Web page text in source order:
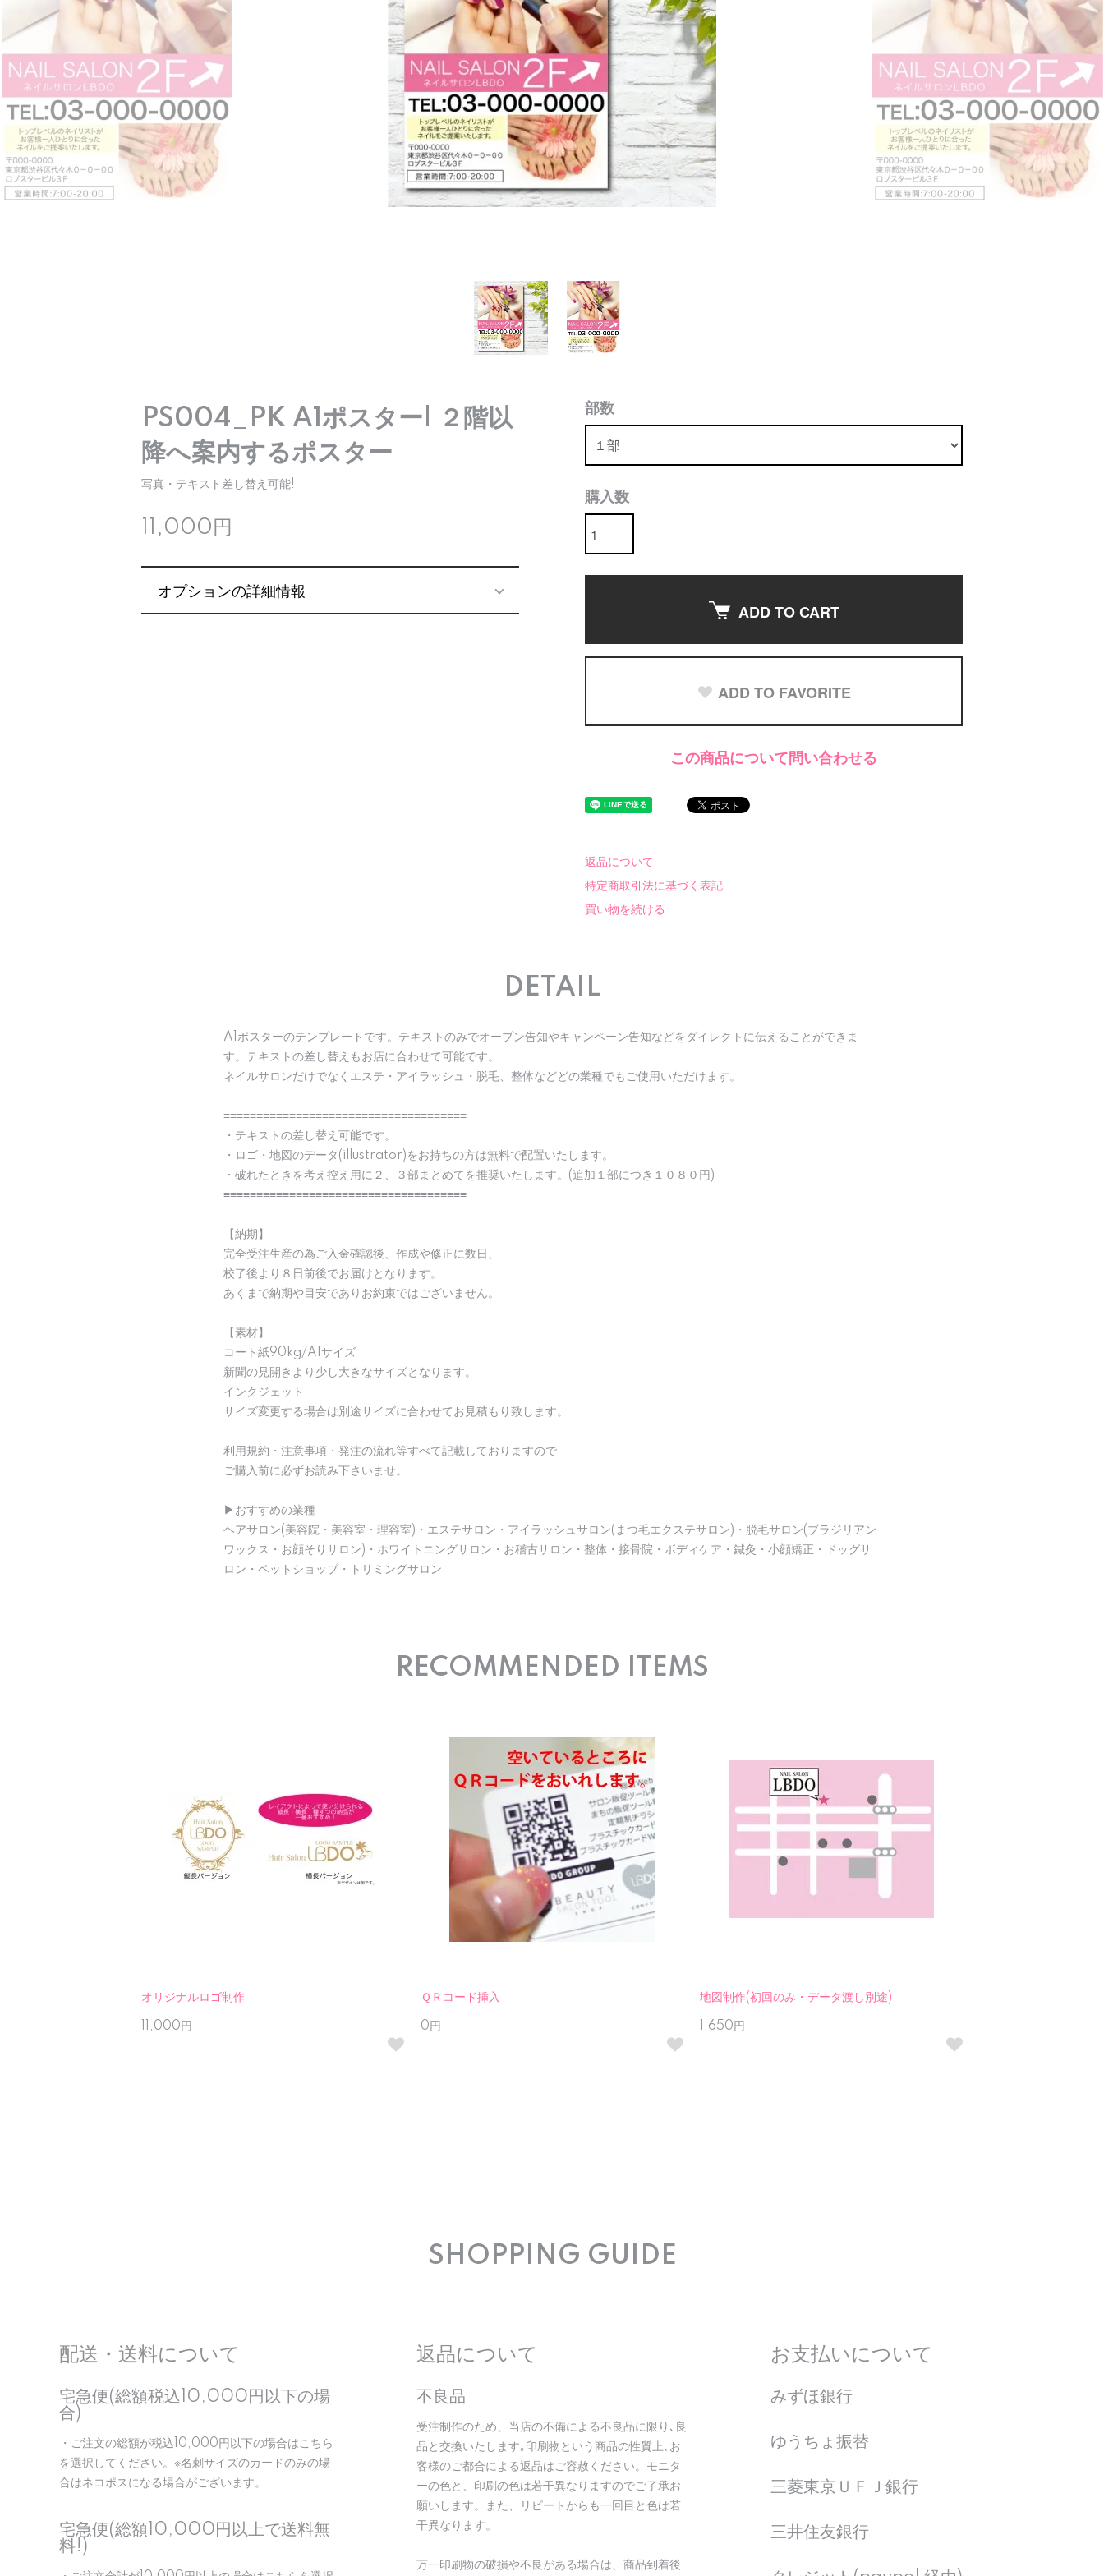
PS004_PK A1ポスター| ２階以
降へ案内するポスター
写真・テキスト差し替え可能!
11,000円
オプションの詳細情報
部数
購入数
ADD TO CART
ADD TO FAVORITE
この商品について問い合わせる
返品について
特定商取引法に基づく表記
買い物を続ける
DETAIL
A1ポスターのテンプレートです。テキストのみでオープン告知やキャンペーン告知などをダイレクトに伝えることができま
す。テキストの差し替えもお店に合わせて可能です。
ネイルサロンだけでなくエステ・アイラッシュ・脱毛、整体などどの業種でもご使用いただけます。
≡≡≡≡≡≡≡≡≡≡≡≡≡≡≡≡≡≡≡≡≡≡≡≡≡≡≡≡≡≡≡≡≡≡≡≡≡
・テキストの差し替え可能です。
・ロゴ・地図のデータ(illustrator)をお持ちの方は無料で配置いたします。
・破れたときを考え控え用に２、３部まとめてを推奨いたします。(追加１部につき１０８０円)
≡≡≡≡≡≡≡≡≡≡≡≡≡≡≡≡≡≡≡≡≡≡≡≡≡≡≡≡≡≡≡≡≡≡≡≡≡
【納期】
完全受注生産の為ご入金確認後、作成や修正に数日、
校了後より８日前後でお届けとなります。
あくまで納期や目安でありお約束ではございません。
【素材】
コート紙90kg/A1サイズ
新聞の見開きより少し大きなサイズとなります。
インクジェット
サイズ変更する場合は別途サイズに合わせてお見積もり致します。
利用規約・注意事項・発注の流れ等すべて記載しておりますので
ご購入前に必ずお読み下さいませ。
▶︎おすすめの業種
ヘアサロン(美容院・美容室・理容室)・エステサロン・アイラッシュサロン(まつ毛エクステサロン)・脱毛サロン(ブラジリアン
ワックス・お顔そりサロン)・ホワイトニングサロン・お稽古サロン・整体・接骨院・ボディケア・鍼灸・小顔矯正・ドッグサ
ロン・ペットショップ・トリミングサロン
RECOMMENDED ITEMS
オリジナルロゴ制作
11,000円
ＱＲコード挿入
0円
地図制作(初回のみ・データ渡し別途)
1,650円
SHOPPING GUIDE
配送・送料について
宅急便(総額税込10,000円以下の場
合)
・ご注文の総額が税込10,000円以下の場合はこちら
を選択してください。※名刺サイズのカードのみの場
合はネコポスになる場合がございます。
宅急便(総額10,000円以上で送料無
料!)
返品について
不良品
受注制作のため、当店の不備による不良品に限り､良
品と交換いたします｡印刷物という商品の性質上､お
客様のご都合による返品はご容赦ください。モニタ
ーの色と、印刷の色は若干異なりますのでご了承お
願いします。また、リピートからも一回目と色は若
干異なります。
万一印刷物の破損や不良がある場合は、商品到着後
お支払いについて
みずほ銀行
ゆうちょ振替
三菱東京ＵＦＪ銀行
三井住友銀行